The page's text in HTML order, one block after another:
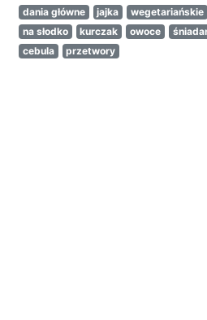
dania główne
jajka wegetariańskie
na słodko
kurczak owoce
cebula
przetwory